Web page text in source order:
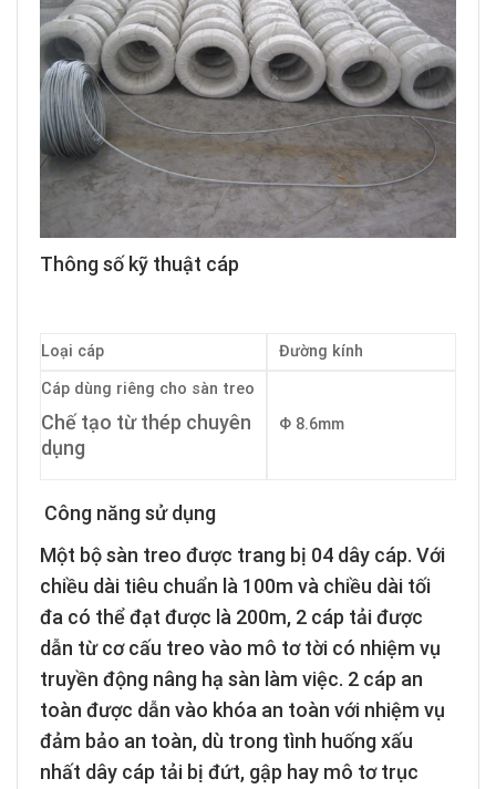
Thông số kỹ thuật cáp
Loại cáp
Đường kính
Cáp dùng riêng cho sàn treo
Chế tạo từ thép chuyên
dụng
Φ 8.6mm
Công năng sử dụng
Một bộsàn treo được trang bị 04 dây cáp. Với
chiều dài tiêu chuẩn là 100m và chiều dài tối
đa có thể đạt được là 200m, 2 cáp tải được
dẫn từ cơ cấu treo vào mô tơ tời có nhiệm vụ
truyền động nâng hạ sàn làm việc. 2 cáp an
toàn được dẫn vào khóa an toàn với nhiệm vụ
đảm bảo an toàn, dù trong tình huống xấu
nhất dây cáp tải bị đứt, gập hay mô tơ trục